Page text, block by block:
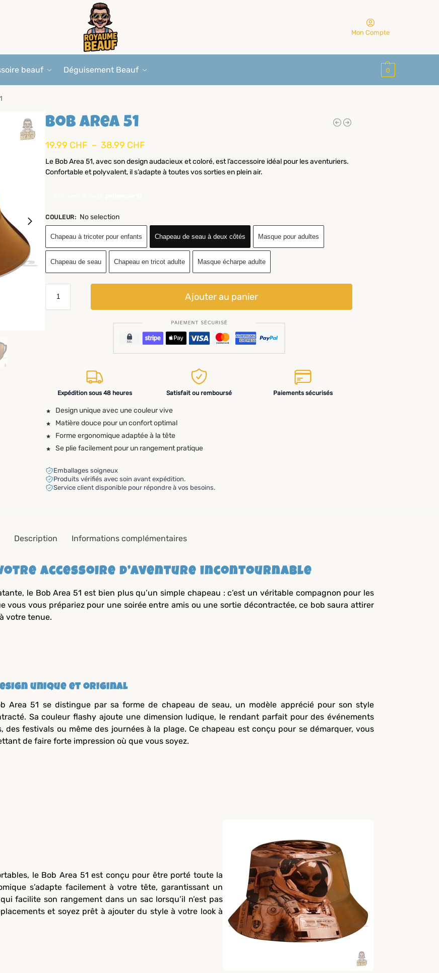
Mon Compte
beauf Déguisement Beauf 0
Bob Area 51
19.99 CHF – 38.99 CHF
Le Bob Area 51, avec son design audacieux et coloré, est l’accessoire idéal pour les aventuriers.
Confortable et polyvalent, il s’adapte à toutes vos sorties en plein air.
COULEUR: No selection
Chapeau à tricoter pour enfants Chapeau de seau à deux côtés Masque pour adultes
Chapeau de seau Chapeau en tricot adulte Masque écharpe adulte
Ajouter au panier
Expédition sous 48 heures Satisfait ou remboursé Paiements sécurisés
Design unique avec une couleur vive
Matière douce pour un confort optimal
Forme ergonomique adaptée à la tête
Se plie facilement pour un rangement pratique
Emballages soigneux
Produits vérifiés avec soin avant expédition.
Service client disponible pour répondre à vos besoins.
Description Informations complémentaires
votre accessoire d’aventure incontournable
le Bob Area 51 est bien plus qu’un simple chapeau : c’est un véritable compagnon pour les
vous vous prépariez pour une soirée entre amis ou une sortie décontractée, ce bob saura attirer
votre tenue.
unique et original
Area 51 se distingue par sa forme de chapeau de seau, un modèle apprécié pour son style
Sa couleur flashy ajoute une dimension ludique, le rendant parfait pour des événements
des festivals ou même des journées à la plage. Ce chapeau est conçu pour se démarquer, vous
de faire forte impression où que vous soyez.
le Bob Area 51 est conçu pour être porté toute la
s’adapte facilement à votre tête, garantissant un
facilite son rangement dans un sac lorsqu’il n’est pas
et soyez prêt à ajouter du style à votre look à